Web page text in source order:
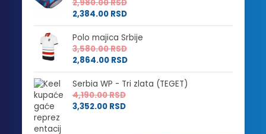
2,980.00RSD
2,384.00 RSD
Polo majica Srbije
3,580.00RSD
2,864.00 RSD
Serbia WP - Tri zlata (TEGET)
4,190.00RSD
3,352.00 RSD